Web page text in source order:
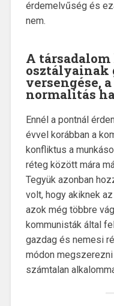
érdemelvűség és
nem.
A
osztályainak
versengése,
normalitás
Ennél a pontnál
évvel korábban a
konfliktus a
réteg között mára
Tegyük azonban
volt, hogy akiknek
azok még többre
kommunisták által
gazdag és nemesi
módon
számtalan